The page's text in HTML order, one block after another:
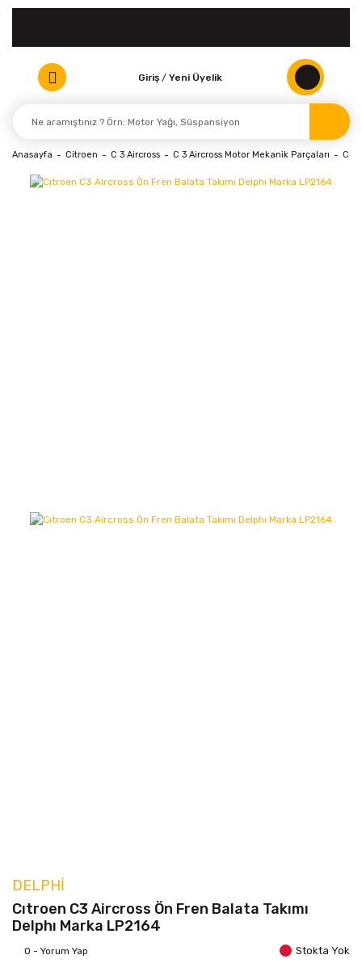
Giriş / Yeni Üyelik
Anasayfa Citroen C 3 Aircross C 3 Aircross Motor Mekanik Parçaları
DELPHI
Cıtroen C3 Aircross Ön Fren Balata Takımı
Delphı Marka LP2164
0 - Yorum Yap Stokta Yok